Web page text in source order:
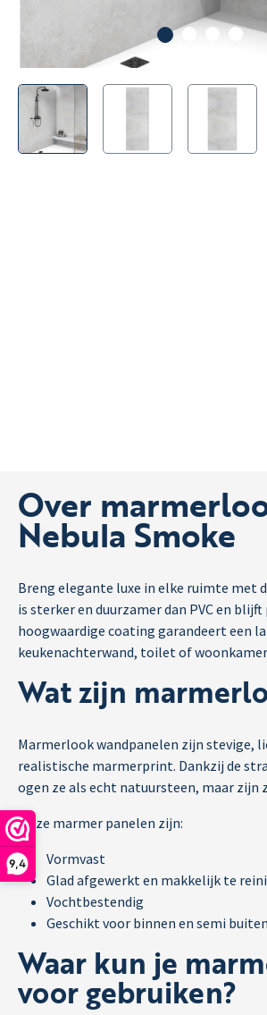
9,4
Over
Nebula Smoke
Breng elegante luxe in elke ruimte met
is sterker en duurzamer dan PVC en
hoogwaardige coating garandeert een
keukenachterwand, toilet of
Wat zijn
Marmerlook wandpanelen zijn stevige,
realistische marmerprint. Dankzij de
ogen ze als echt natuursteen, maar zijn
Onze marmer panelen zijn:
Vormvast
Glad afgewerkt en makkelijk te
Vochtbestendig
Geschikt voor binnen en semi
Waar kun je
voor gebruiken?